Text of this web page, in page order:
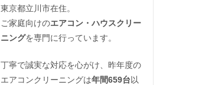
東京都立川市在住。
ご家庭向けのエアコン・ハウスクリー
ニングを専門に行っています。
丁寧で誠実な対応を心がけ、昨年度の
エアコンクリーニングは年間659台以